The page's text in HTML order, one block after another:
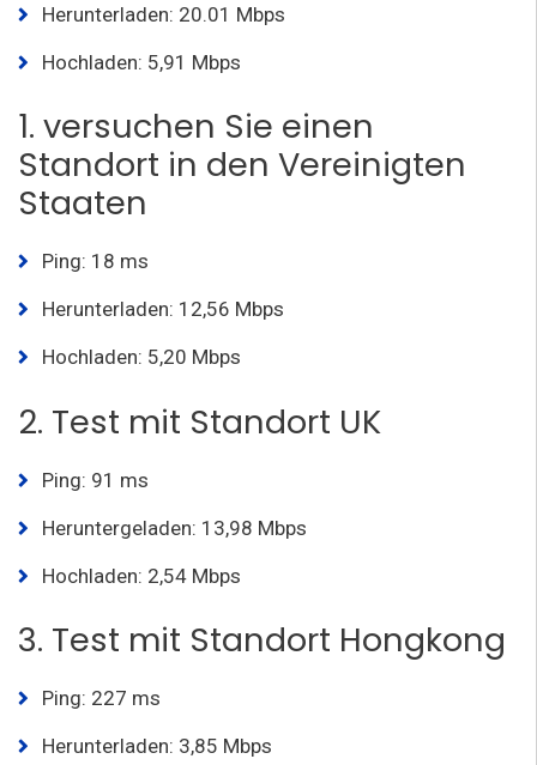
Herunterladen: 20.01 Mbps
Hochladen: 5,91 Mbps
1. versuchen Sie einen
Standort in den Vereinigten
Staaten
Ping: 18 ms
Herunterladen: 12,56 Mbps
Hochladen: 5,20 Mbps
2. Test mit Standort UK
Ping: 91 ms
Heruntergeladen: 13,98 Mbps
Hochladen: 2,54 Mbps
3. Test mit Standort Hongkong
Ping: 227 ms
Herunterladen: 3,85 Mbps